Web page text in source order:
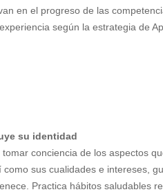
en el progreso de las
según la estrategia de
su identidad
conciencia de los aspectos
sus cualidades e intereses,
Practica hábitos saludables